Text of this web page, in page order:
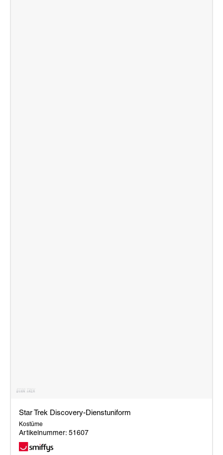
Star Trek Discovery-Dienstuniform
Kostüme
Artikelnummer: 51607